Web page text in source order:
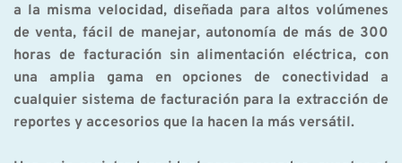
a la misma velocidad, diseñada para altos volúmenes
de venta, fácil de manejar, autonomía de más de 300
horas de facturación sin alimentación eléctrica, con
una amplia gama en opciones de conectividad a
cualquier sistema de facturación para la extracción de
reportes y accesorios que la hacen la más versátil.